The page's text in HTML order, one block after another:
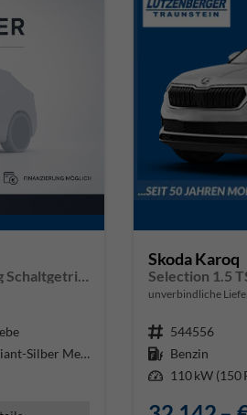
Selection 2.0 TDI 85kW (116 PS) 6-Gang Schaltgetriebe
Silber, Brilliant-Silber Metalli
Skoda Karoq
Selection 1.5
unverbindliche
Fahrzeugnr. 544556
Kraftstoff Benzin
Leistung 110 kW (150